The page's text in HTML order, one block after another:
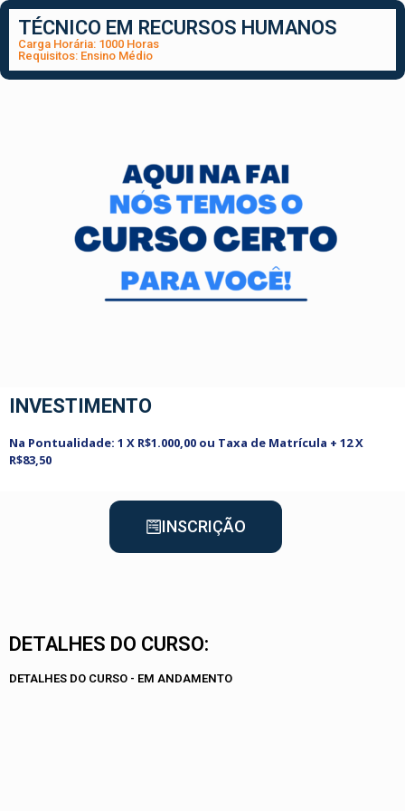
TÉCNICO EM RECURSOS HUMANOS
Carga Horária: 1000 Horas
Requisitos: Ensino Médio
INVESTIMENTO
Na Pontualidade: 1 X R$1.000,00 ou Taxa de Matrícula + 12 X
R$83,50
INSCRIÇÃO
DETALHES DO CURSO:
DETALHES DO CURSO - EM ANDAMENTO